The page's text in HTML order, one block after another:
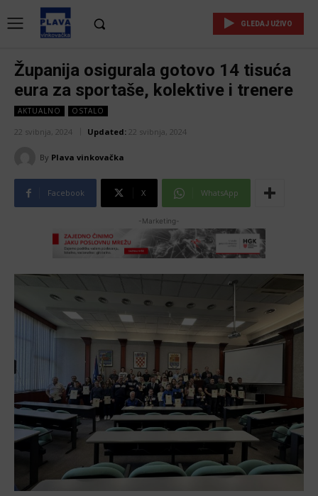
GLEDAJ UŽIVO
Županija osigurala gotovo 14 tisuća
eura za sportaše, kolektive i trenere
AKTUALNO OSTALO
22 svibnja, 2024 Updated: 22 svibnja, 2024
By Plava vinkovačka
Facebook X WhatsApp
-Marketing-